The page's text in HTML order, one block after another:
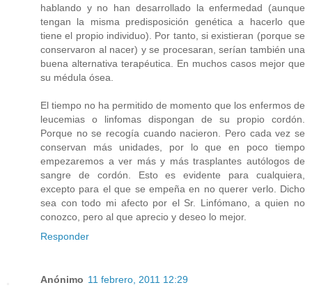
hablando y no han desarrollado la enfermedad (aunque
tengan la misma predisposición genética a hacerlo que
tiene el propio individuo). Por tanto, si existieran (porque se
conservaron al nacer) y se procesaran, serían también una
buena alternativa terapéutica. En muchos casos mejor que
su médula ósea.
El tiempo no ha permitido de momento que los enfermos de
leucemias o linfomas dispongan de su propio cordón.
Porque no se recogía cuando nacieron. Pero cada vez se
conservan más unidades, por lo que en poco tiempo
empezaremos a ver más y más trasplantes autólogos de
sangre de cordón. Esto es evidente para cualquiera,
excepto para el que se empeña en no querer verlo. Dicho
sea con todo mi afecto por el Sr. Linfómano, a quien no
conozco, pero al que aprecio y deseo lo mejor.
Responder
Anónimo 11 febrero, 2011 12:29